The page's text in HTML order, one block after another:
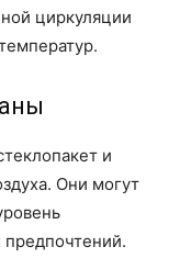
циркуляции
и
Они могут
предпочтений.